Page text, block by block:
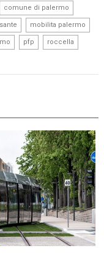
comune di palermo
mobilita palermo
pfp roccella